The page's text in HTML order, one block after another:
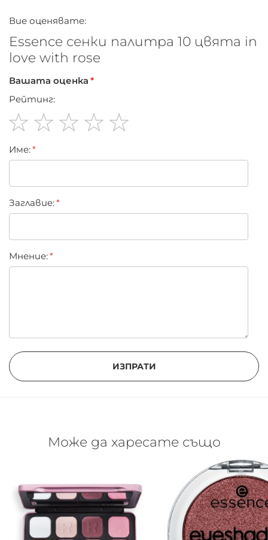
Вие оценявате:
Essence сенки палитра 10 цвята in
love with rose
Вашата оценка
Рейтинг:
star
stars
stars
stars
stars
Име:
Заглавиe:
Мнение:
ИЗПРАТИ
Може да харесате също